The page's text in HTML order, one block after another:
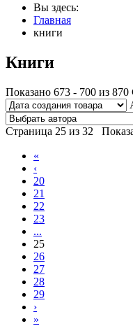
Вы здесь:
Главная
книги
Книги
Показано 673 - 700 из 870
Страница 25 из 32
«
‹
20
21
22
23
...
25
26
27
28
29
›
»